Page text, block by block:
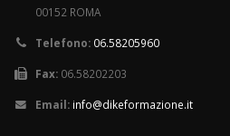
00152 ROMA
Telefono: 06.58205960
Fax: 06.58202203
Email: info@dikeformazione.it